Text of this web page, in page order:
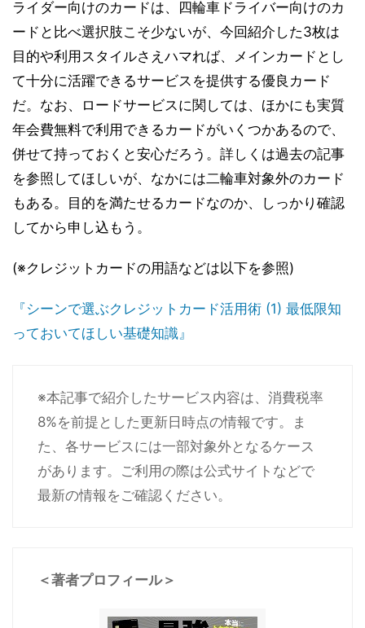
ライダー向けのカードは、四輪車ドライバー向けのカ
ードと比べ選択肢こそ少ないが、今回紹介した3枚は
目的や利用スタイルさえハマれば、メインカードとし
て十分に活躍できるサービスを提供する優良カード
だ。なお、ロードサービスに関しては、ほかにも実質
年会費無料で利用できるカードがいくつかあるので、
併せて持っておくと安心だろう。詳しくは過去の記事
を参照してほしいが、なかには二輪車対象外のカード
もある。目的を満たせるカードなのか、しっかり確認
してから申し込もう。
(※クレジットカードの用語などは以下を参照)
『シーンで選ぶクレジットカード活用術 (1) 最低限知
っておいてほしい基礎知識』
※本記事で紹介したサービス内容は、消費税率
8%を前提とした更新日時点の情報です。ま
た、各サービスには一部対象外となるケース
があります。ご利用の際は公式サイトなどで
最新の情報をご確認ください。
＜著者プロフィール＞